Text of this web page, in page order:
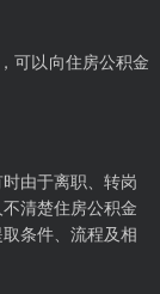
可以向住房公积金
由于离职、转岗
清楚住房公积金
条件、流程及相